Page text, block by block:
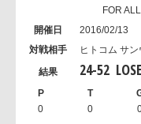
FOR
2016/02/13
ヒトコム サ
24-52 LOSE
0 0